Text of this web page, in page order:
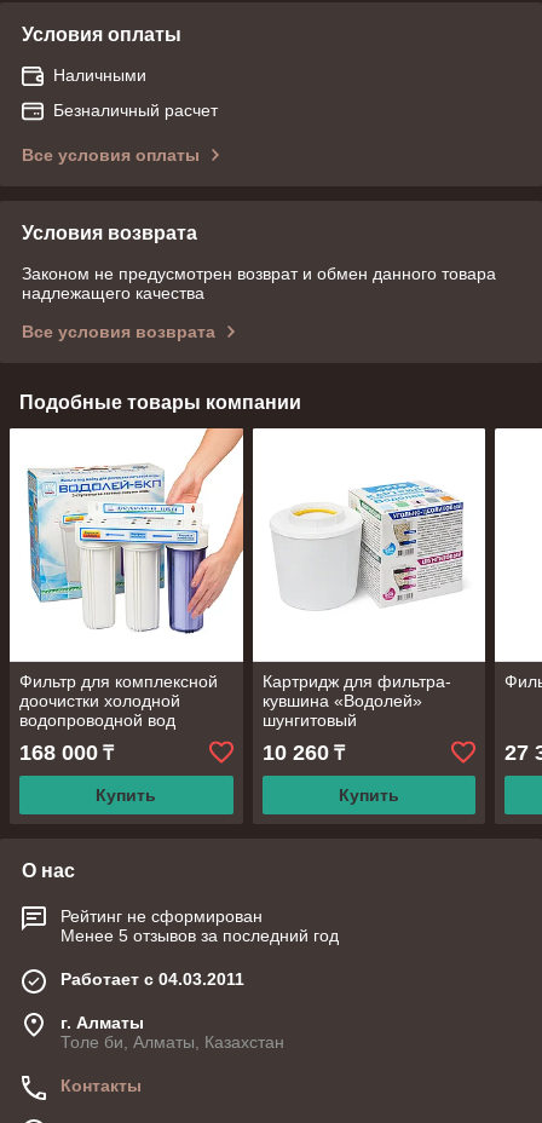
Условия оплаты
Наличными
Безналичный расчет
Все условия оплаты
Условия возврата
Законом не предусмотрен возврат и обмен данного товара
надлежащего качества
Все условия возврата
Подобные товары компании
Фильтр для комплексной
доочистки холодной
водопроводной вод
«Водолей-БКП» под мойку
168 000 ₸
Купить
Картридж для фильтра-
кувшина «Водолей»
шунгитовый
10 260₸
Купить
27
О нас
Рейтинг не сформирован
Менее 5 отзывов за последний год
Работает с 04.03.2011
г. Алматы
Толе би, Алматы, Казахстан
Контакты